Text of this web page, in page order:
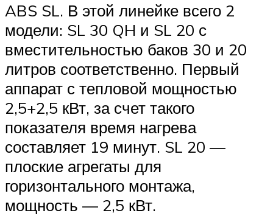
ABS SL. В этой линейке всего 2
модели: SL 30 QH и SL 20 с
вместительностью баков 30 и 20
литров соответственно. Первый
аппарат с тепловой мощностью
2,5+2,5 кВт, за счет такого
показателя время нагрева
составляет 19 минут. SL 20 —
плоские агрегаты для
горизонтального монтажа,
мощность — 2,5 кВт.